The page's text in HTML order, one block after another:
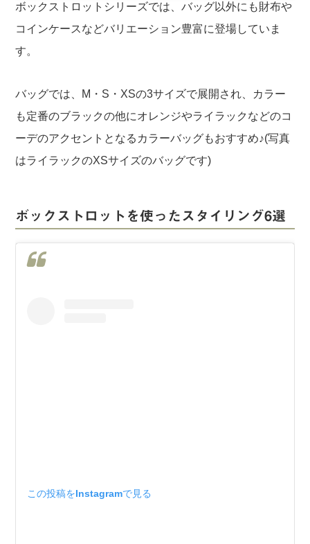
ボックストロットシリーズでは、バッグ以外にも財布や
コインケースなどバリエーション豊富に登場していま
す。
バッグでは、M・S・XSの3サイズで展開され、カラー
も定番のブラックの他にオレンジやライラックなどのコ
ーデのアクセントとなるカラーバッグもおすすめ♪(写真
はライラックのXSサイズのバッグです)
ボックストロットを使ったスタイリング6選
この投稿をInstagramで見る